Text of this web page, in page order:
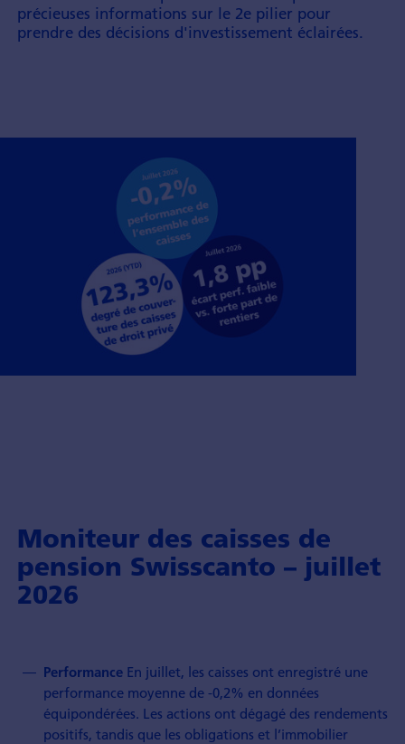
pré­cieuses infor­mations sur le 2e pilier pour
prendre des décisions d'inves­tissement éclairées.
Moniteur des caisses de
pension Swisscanto – juillet
2026
Performance En juillet, les caisses ont enregistré une
performance moyenne de -0,2% en données
équipondérées. Les actions ont dégagé des rendements
positifs, tandis que les obligations et l’immobilier